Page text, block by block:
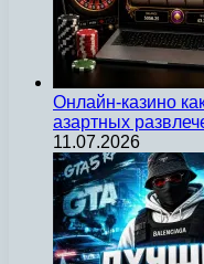
Онлайн-казино
азартных
11.07.2026